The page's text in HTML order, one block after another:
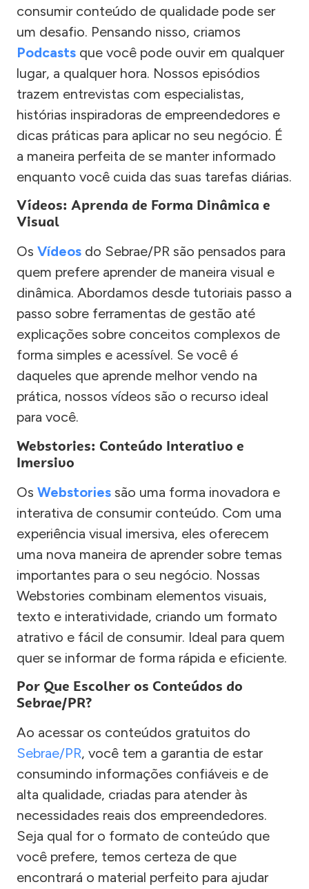
consumir conteúdo de qualidade pode ser
um desafio. Pensando nisso, criamos
Podcasts que você pode ouvir em qualquer
lugar, a qualquer hora. Nossos episódios
trazem entrevistas com especialistas,
histórias inspiradoras de empreendedores e
dicas práticas para aplicar no seu negócio. É
a maneira perfeita de se manter informado
enquanto você cuida das suas tarefas diárias.
Vídeos: Aprenda de Forma Dinâmica e
Visual
Os Vídeos do Sebrae/PR são pensados para
quem prefere aprender de maneira visual e
dinâmica. Abordamos desde tutoriais passo a
passo sobre ferramentas de gestão até
explicações sobre conceitos complexos de
forma simples e acessível. Se você é
daqueles que aprende melhor vendo na
prática, nossos vídeos são o recurso ideal
para você.
Webstories: Conteúdo Interativo e
Imersivo
Os Webstories são uma forma inovadora e
interativa de consumir conteúdo. Com uma
experiência visual imersiva, eles oferecem
uma nova maneira de aprender sobre temas
importantes para o seu negócio. Nossas
Webstories combinam elementos visuais,
texto e interatividade, criando um formato
atrativo e fácil de consumir. Ideal para quem
quer se informar de forma rápida e eficiente.
Por Que Escolher os Conteúdos do
Sebrae/PR?
Ao acessar os conteúdos gratuitos do
Sebrae/PR, você tem a garantia de estar
consumindo informações confiáveis e de
alta qualidade, criadas para atender às
necessidades reais dos empreendedores.
Seja qual for o formato de conteúdo que
você prefere, temos certeza de que
encontrará o material perfeito para ajudar